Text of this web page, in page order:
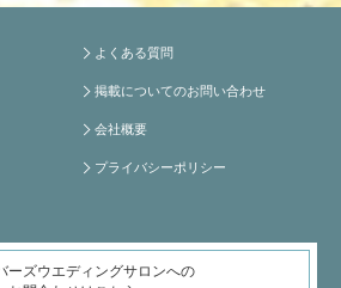
よくある質問
掲載についてのお問い合わせ
会社概要
プライバシーポリシー
ーズウエディングサロンへの